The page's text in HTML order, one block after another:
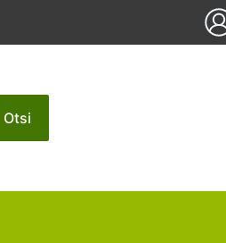
Otsi